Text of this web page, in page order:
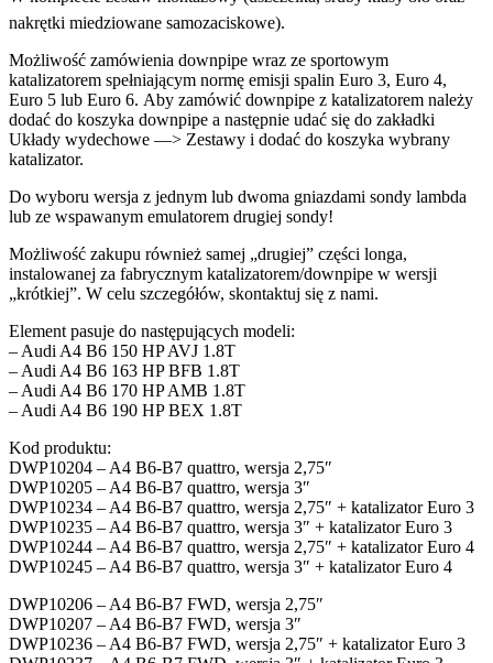
nakrętki miedziowane samozaciskowe).
Możliwość zamówienia downpipe wraz ze sportowym
katalizatorem spełniającym normę emisji spalin Euro 3, Euro 4,
Euro 5 lub Euro 6. Aby zamówić downpipe z katalizatorem należy
dodać do koszyka downpipe a następnie udać się do zakładki
Układy wydechowe —> Zestawy i dodać do koszyka wybrany
katalizator.
Do wyboru wersja z jednym lub dwoma gniazdami sondy lambda
lub ze wspawanym emulatorem drugiej sondy!
Możliwość zakupu również samej „drugiej” części longa,
instalowanej za fabrycznym katalizatorem/downpipe w wersji
„krótkiej”. W celu szczegółów, skontaktuj się z nami.
Element pasuje do następujących modeli:
– Audi A4 B6 150 HP AVJ 1.8T
– Audi A4 B6 163 HP BFB 1.8T
– Audi A4 B6 170 HP AMB 1.8T
– Audi A4 B6 190 HP BEX 1.8T
Kod produktu:
DWP10204 – A4 B6-B7 quattro, wersja 2,75″
DWP10205 – A4 B6-B7 quattro, wersja 3″
DWP10234 – A4 B6-B7 quattro, wersja 2,75″ + katalizator Euro 3
DWP10235 – A4 B6-B7 quattro, wersja 3″ + katalizator Euro 3
DWP10244 – A4 B6-B7 quattro, wersja 2,75″ + katalizator Euro 4
DWP10245 – A4 B6-B7 quattro, wersja 3″ + katalizator Euro 4
DWP10206 – A4 B6-B7 FWD, wersja 2,75″
DWP10207 – A4 B6-B7 FWD, wersja 3″
DWP10236 – A4 B6-B7 FWD, wersja 2,75″ + katalizator Euro 3